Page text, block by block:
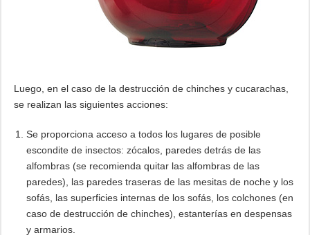
Luego, en el caso de la destrucción de chinches y cucarachas,
se realizan las siguientes acciones:
Se proporciona acceso a todos los lugares de posible
escondite de insectos: zócalos, paredes detrás de las
alfombras (se recomienda quitar las alfombras de las
paredes), las paredes traseras de las mesitas de noche y los
sofás, las superficies internas de los sofás, los colchones (en
caso de destrucción de chinches), estanterías en despensas
y armarios.